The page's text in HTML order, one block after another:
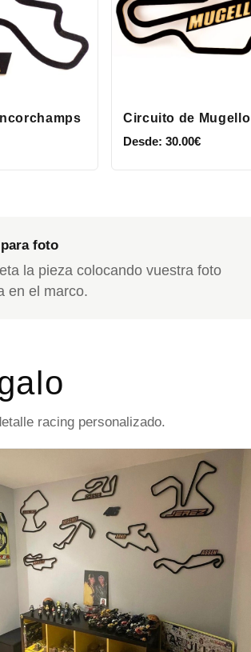
Circuito de Mugello
Desde: 30.00€
foto
la pieza colocando vuestra foto
en el marco.
racing personalizado.